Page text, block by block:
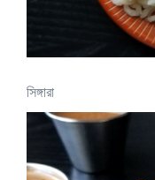
সিঙ্গারা